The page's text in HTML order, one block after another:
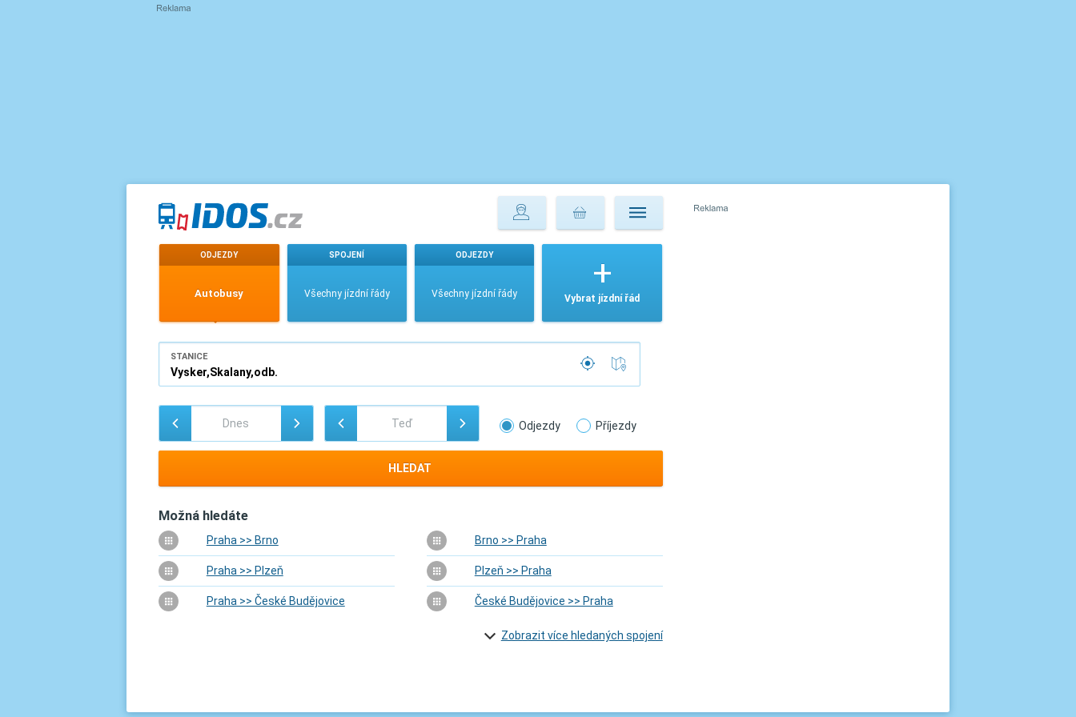
ODJEZDY
Autobusy
SPOJENÍ
Všechny jízdní řády
ODJEZDY
Všechny jízdní řády Vybrat jízdní řád
STANICE
Odjezdy Příjezdy
HLEDAT
Možná hledáte
Praha >> Brno Brno >> Praha
Praha >> Plzeň Plzeň >> Praha
Praha >> České Budějovice České Budějovice >> Praha
Zobrazit více hledaných spojení